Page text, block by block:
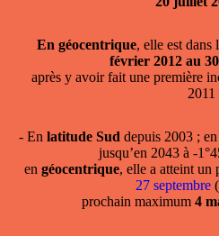
En géocentrique, elle est dans
février 2012 au
après y avoir fait une première
2011
- En latitude Sud depuis 2003 ; en
jusqu’en 2043 à -
en géocentrique, elle a atteint un
27 septembre
prochain maximum 4